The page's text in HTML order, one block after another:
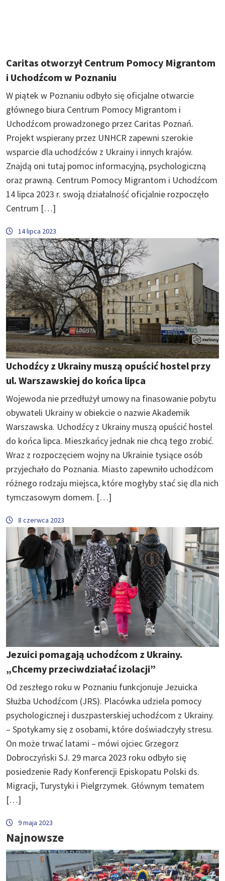
Caritas otworzył Centrum Pomocy Migrantom
i Uchodźcom w Poznaniu
W piątek w Poznaniu odbyło się oficjalne otwarcie
głównego biura Centrum Pomocy Migrantom i
Uchodźcom prowadzonego przez Caritas Poznań.
Projekt wspierany przez UNHCR zapewni szerokie
wsparcie dla uchodźców z Ukrainy i innych krajów.
Znajdą oni tutaj pomoc informacyjną, psychologiczną
oraz prawną. Centrum Pomocy Migrantom i Uchodźcom
14 lipca 2023 r. swoją działalność oficjalnie rozpoczęło
Centrum […]
14 lipca 2023
Uchodźcy z Ukrainy muszą opuścić hostel przy
ul. Warszawskiej do końca lipca
Wojewoda nie przedłużył umowy na finasowanie pobytu
obywateli Ukrainy w obiekcie o nazwie Akademik
Warszawska. Uchodźcy z Ukrainy muszą opuścić hostel
do końca lipca. Mieszkańcy jednak nie chcą tego zrobić.
Wraz z rozpoczęciem wojny na Ukrainie tysiące osób
przyjechało do Poznania. Miasto zapewniło uchodźcom
różnego rodzaju miejsca, które mogłyby stać się dla nich
tymczasowym domem. […]
8 czerwca 2023
Jezuici pomagają uchodźcom z Ukrainy.
„Chcemy przeciwdziałać izolacji”
Od zeszłego roku w Poznaniu funkcjonuje Jezuicka
Służba Uchodźcom (JRS). Placówka udziela pomocy
psychologicznej i duszpasterskiej uchodźcom z Ukrainy.
– Spotykamy się z osobami, które doświadczyły stresu.
On może trwać latami – mówi ojciec Grzegorz
Dobroczyński SJ. 29 marca 2023 roku odbyło się
posiedzenie Rady Konferencji Episkopatu Polski ds.
Migracji, Turystyki i Pielgrzymek. Głównym tematem
[…]
9 maja 2023
Najnowsze